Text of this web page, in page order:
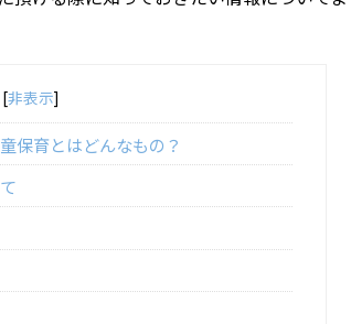
[非表示]
保育とはどんなもの？